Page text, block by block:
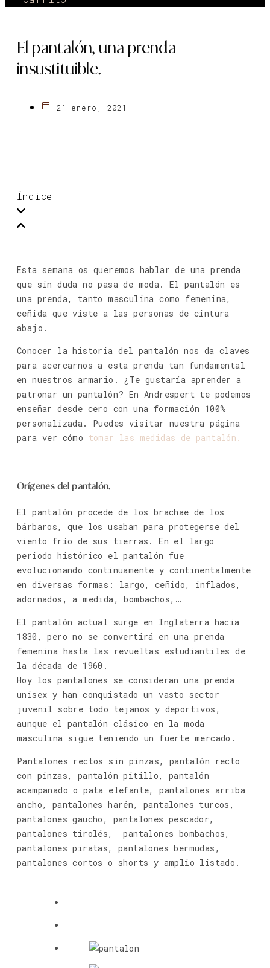
El pantalón, una prenda
insustituible.
21 enero, 2021
Índice
Esta semana os queremos hablar de una prenda
que sin duda no pasa de moda. El pantalón es
una prenda, tanto masculina como femenina,
ceñida que viste a las personas de cintura
abajo.
Conocer la historia del pantalón nos da claves
para acercarnos a esta prenda tan fundamental
en nuestros armario. ¿Te gustaría aprender a
patronar un pantalón? En Andrespert te podemos
enseñar desde cero con una formación 100%
personalizada. Puedes visitar nuestra página
para ver cómo tomar las medidas de pantalón.
Orígenes del pantalón.
El pantalón procede de los brachae de los
bárbaros, que los usaban para protegerse del
viento frío de sus tierras. En el largo
periodo histórico el pantalón fue
evolucionando continuamente y continentalmente
en diversas formas: largo, ceñido, inflados,
adornados, a medida, bombachos,…
El pantalón actual surge en Inglaterra hacia
1830, pero no se convertirá en una prenda
femenina hasta las revueltas estudiantiles de
la década de 1960.
Hoy los pantalones se consideran una prenda
unisex y han conquistado un vasto sector
juvenil sobre todo tejanos y deportivos,
aunque el pantalón clásico en la moda
masculina sigue teniendo un fuerte mercado.
Pantalones rectos sin pinzas, pantalón recto
con pinzas, pantalón pitillo, pantalón
acampanado o pata elefante, pantalones arriba
ancho, pantalones harén, pantalones turcos,
pantalones gaucho, pantalones pescador,
pantalones tirolés, pantalones bombachos,
pantalones piratas, pantalones bermudas,
pantalones cortos o shorts y amplio listado.